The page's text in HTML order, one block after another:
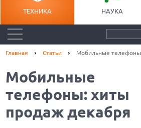
ТЕХНИКА НАУКА
Главная Статьи Мобильные
Мобильные
телефоны: хиты
продаж декабря